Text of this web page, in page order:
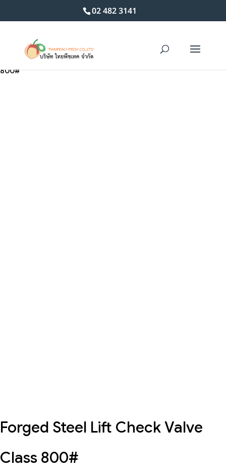
02 482 3141
/วาล์วเหล็กกล้าหล่อ/ Forged Steel Lift Check Valve Class
800#
Forged Steel Lift Check Valve
Class 800#